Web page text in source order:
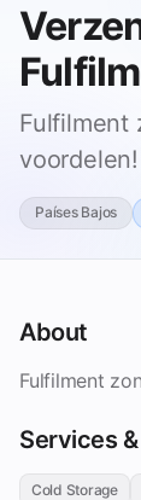
Fulfilment
voordelen!
Países Bajos
About
Fulfilment
Services
Cold Storage